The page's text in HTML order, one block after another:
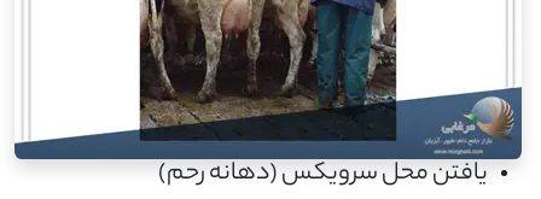
یافتن محل سرویکس (دهانه رحم)